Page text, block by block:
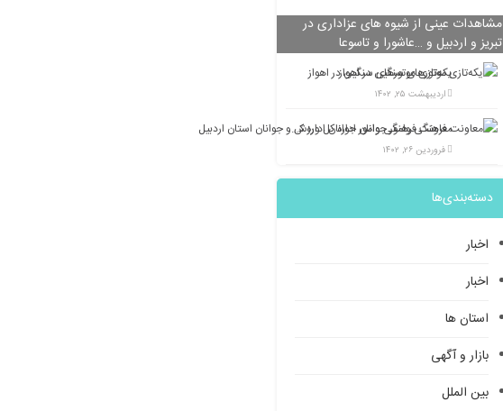
مشاهدات عینی از شیوه های عزاداری در
تبریز و اردبیل و …عاشورا و تاسوعا
یکه‌تازی موتورهای سنگین در اهواز
اردیبهشت ۲۵, ۱۴۰۲
معاونت فرهنگی وامور جوانان اداره کل ورزش و جوانان استان اردبیل
فروردین ۲۶, ۱۴۰۲
دسته‌بندی‌ها
اخبار
اخبار
استان ها
بازار و آگهی
بین الملل